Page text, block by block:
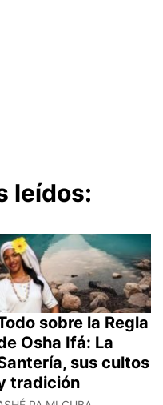
leídos:
sobre la Regla
Osha Ifá: La
sus cultos
tradición